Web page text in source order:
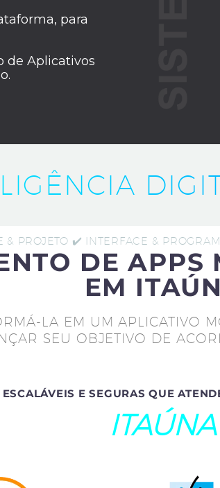
para
de Aplicativos
& PROJETO ✔️ INTERFACE &
DE
EM
LA EM UM APLICATIVO
SEU OBJETIVO DE
E SEGURAS QUE